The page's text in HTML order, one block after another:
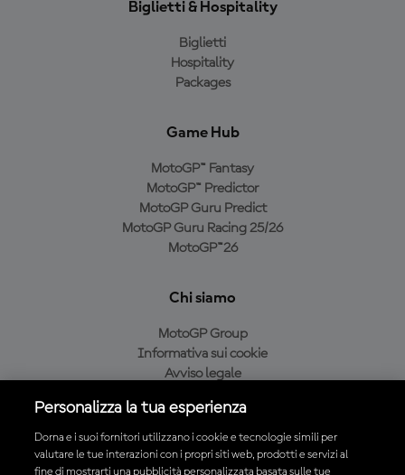
Biglietti & Hospitality
Biglietti
Hospitality
Packages
Game Hub
MotoGP™ Fantasy
MotoGP™ Predictor
MotoGP Guru Predict
MotoGP Guru Racing 25/26
MotoGP™26
Chi siamo
MotoGP Group
Informativa sui cookie
Avviso legale
Condizioni di acquisto
Personalizza la tua esperienza
Dorna e i suoi fornitori utilizzano i cookie e tecnologie simili per
valutare le tue interazioni con i propri siti web, prodotti e servizi al
fine di mostrarti una pubblicità personalizzata basata sulle tue